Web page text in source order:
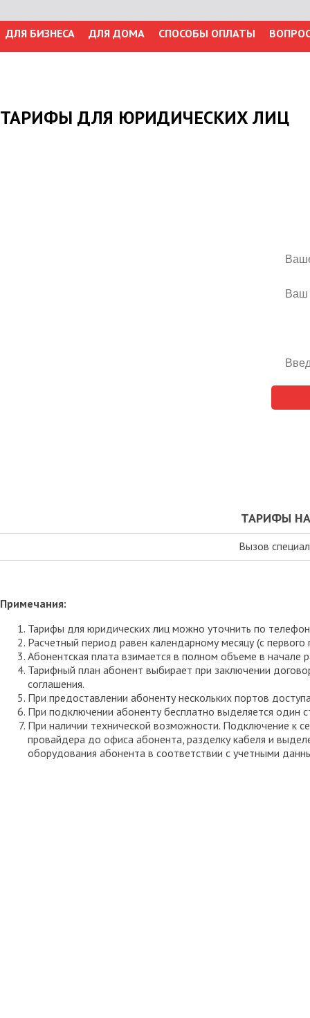
ДЛЯ БИЗНЕСА ДЛЯ ДОМА СПОСОБЫ ОПЛАТЫ
ТАРИФЫ ДЛЯ ЮРИДИЧЕСКИХ ЛИЦ
ТАРИФЫ
Вызов
Примечания:
Тарифы для юридических лиц можно уточнить по
Расчетный период равен календарному месяцу (с
Абонентская плата взимается в полном объеме в начале
Тарифный план абонент выбирает при заключении
соглашения.
При предоставлении абоненту нескольких портов
При подключении абоненту бесплатно выделяется один
При наличии технической возможности. Подключение к
провайдера до офиса абонента, разделку кабеля и
оборудования абонента в соответствии с учетными